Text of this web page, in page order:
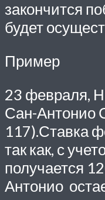
закончится
будет
Пример
23 февраля,
Сан-Антонио
117).Ставка
так как, с
получается
Антонио